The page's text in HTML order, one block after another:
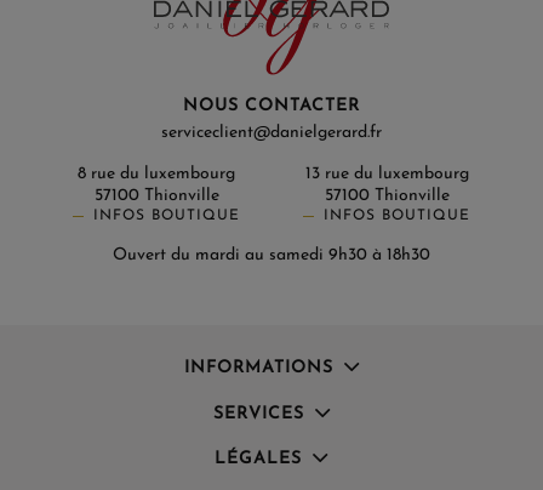
NOUS CONTACTER
serviceclient@danielgerard.fr
8 rue du luxembourg
57100 Thionville
INFOS BOUTIQUE
13 rue du luxembourg
57100 Thionville
INFOS BOUTIQUE
Ouvert du mardi au samedi 9h30 à 18h30
INFORMATIONS
SERVICES
LÉGALES